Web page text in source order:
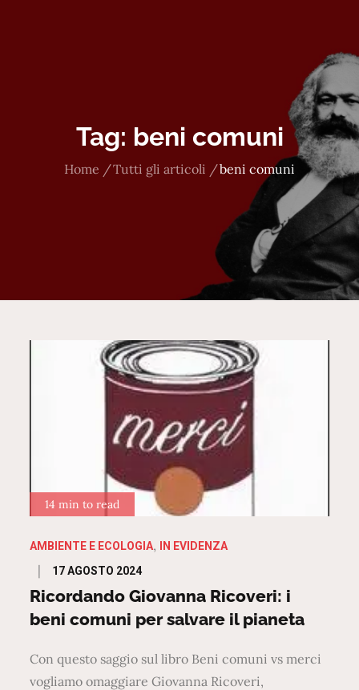
Tag: beni comuni
Home Tutti gli articoli beni comuni
14 min to read
AMBIENTE E ECOLOGIA IN EVIDENZA
Posted
on
17 AGOSTO 2024
Ricordando Giovanna Ricoveri: i
beni comuni per salvare il pianeta
Con questo saggio sul libro Beni comuni vs merci
vogliamo omaggiare Giovanna Ricoveri,